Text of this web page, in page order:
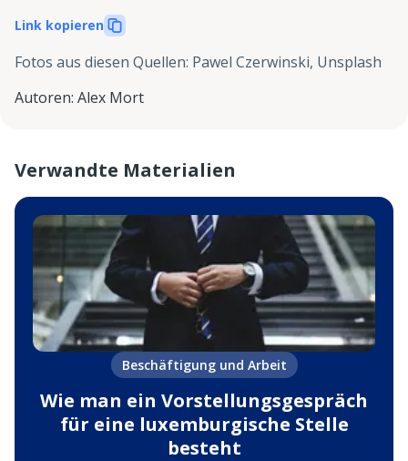
Link kopieren
Fotos aus diesen Quellen: Pawel Czerwinski, Unsplash
Autoren: Alex Mort
Verwandte Materialien
Beschäftigung und Arbeit
Wie man ein Vorstellungsgespräch
für eine luxemburgische Stelle
besteht